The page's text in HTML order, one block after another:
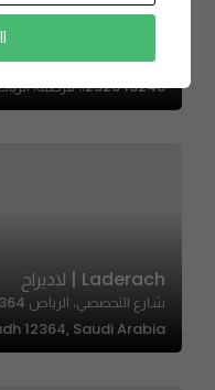
TAP / SANTA NATA | سانتا ناتا / تاب
13248 2526،، قرطبة، الرياض 13248، السعودية
Laderach | لاديراخ
12364, Saudi Arabia